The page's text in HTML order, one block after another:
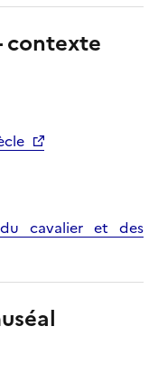
contexte
cavalier et des